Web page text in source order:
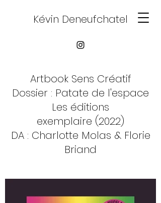
Kévin Deneufchatel
Artbook Sens Créatif
Dossier : Patate de l'espace
Les éditions
exemplaire (2022)
DA : Charlotte Molas & Florie
Briand